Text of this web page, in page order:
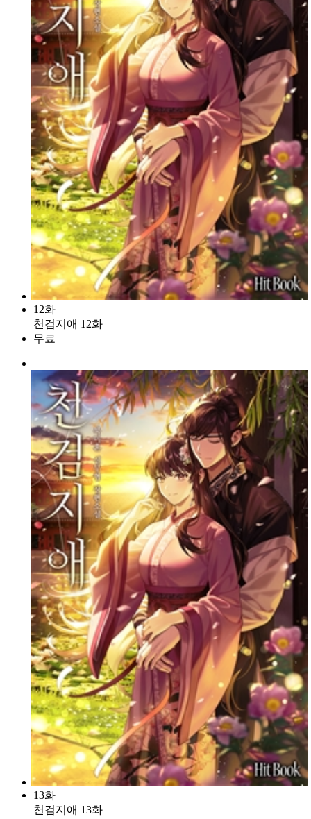
12화
천검지애 12화
무료
13화
천검지애 13화